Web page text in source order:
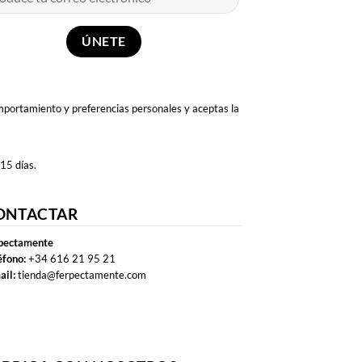
y preferencias personales y aceptas la
días.
+34 616 21 95 21
tienda@ferpectamente.com